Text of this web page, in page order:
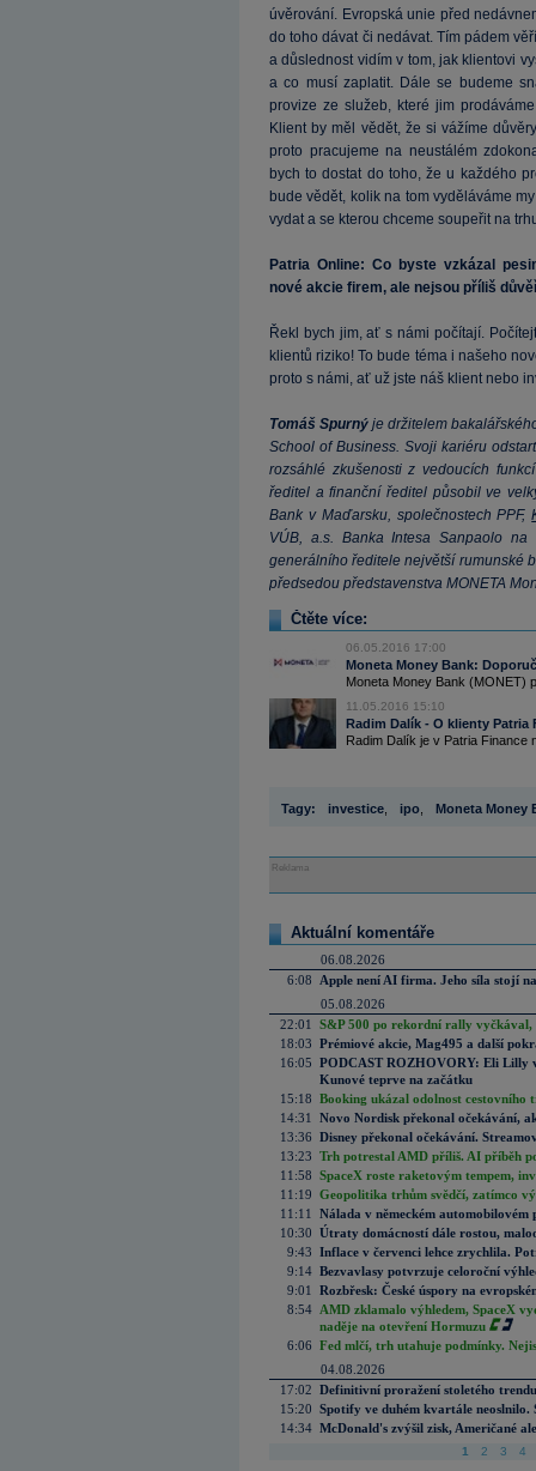
úvěrování. Evropská unie před
do toho dávat či nedávat. Tím pádem
a důslednost vidím v tom, jak klientovi
a co musí zaplatit. Dále se budeme
provize ze služeb, které jim
Klient by měl vědět, že si vážíme
proto pracujeme na neustálém
bych to dostat do toho, že u každého
bude vědět, kolik na tom vyděláváme
vydat a se kterou chceme soupeřit na
Patria Online: Co byste vzkázal
nové akcie firem, ale nejsou příliš
Řekl bych jim, ať s námi počítají.
klientů riziko! To bude téma i našeho
proto s námi, ať už jste náš klient nebo
Tomáš Spurný je držitelem
School of Business. Svoji kariéru
rozsáhlé zkušenosti z vedoucích
ředitel a finanční ředitel působil ve
Bank v Maďarsku, společnostech PPF,
VÚB, a.s. Banka Intesa Sanpaolo
generálního ředitele největší rumunské
předsedou představenstva MONETA
Čtěte více:
06.05.2016 17:00
Moneta Money Bank:
Moneta Money Bank (MONET)
11.05.2016 15:10
Radim Dalík - O klienty Patria
Radim Dalík je v Patria Finance
Tagy: investice ipo Moneta Money
Reklama
Aktuální komentáře
06.08.2026
6:08
Apple není AI firma. Jeho síla stojí
05.08.2026
22:01
S&P 500 po rekordní rally vyčkával,
18:03 Prémiové akcie, Mag495 a další
16:05 PODCAST ROZHOVORY: Eli Lilly
Kunové teprve na začátku
15:18 Booking ukázal odolnost cestovního
14:31
Novo Nordisk překonal očekávání,
13:36 Disney překonal očekávání.
13:23 Trh potrestal AMD příliš. AI příběh
11:58 SpaceX roste raketovým tempem,
11:19 Geopolitika trhům svědčí, zatímco
11:11
Nálada v německém automobilovém
10:30 Útraty domácností dále rostou,
9:43 Inflace v červenci lehce zrychlila.
9:14 Bezvavlasy potvrzuje celoroční
9:01
Rozbřesk: České úspory na
8:54 AMD zklamalo výhledem, SpaceX
naděje na otevření Hormuzu
6:06 Fed mlčí, trh utahuje podmínky.
04.08.2026
17:02 Definitivní proražení stoletého
15:20 Spotify ve duhém kvartále neoslnilo.
14:34 McDonald's zvýšil zisk, Američané
1 2 3 4